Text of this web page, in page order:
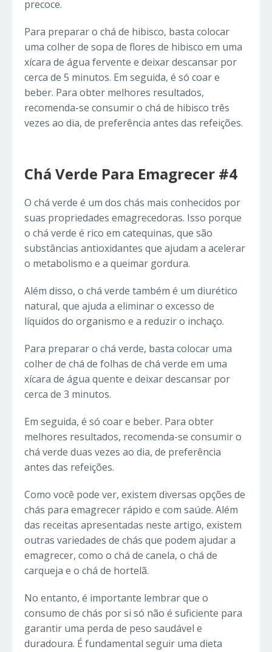
precoce.
Para preparar o chá de hibisco, basta colocar
uma colher de sopa de flores de hibisco em uma
xícara de água fervente e deixar descansar por
cerca de 5 minutos. Em seguida, é só coar e
beber. Para obter melhores resultados,
recomenda-se consumir o chá de hibisco três
vezes ao dia, de preferência antes das refeições.
Chá Verde Para Emagrecer #4
O chá verde é um dos chás mais conhecidos por
suas propriedades emagrecedoras. Isso porque
o chá verde é rico em catequinas, que são
substâncias antioxidantes que ajudam a acelerar
o metabolismo e a queimar gordura.
Além disso, o chá verde também é um diurético
natural, que ajuda a eliminar o excesso de
líquidos do organismo e a reduzir o inchaço.
Para preparar o chá verde, basta colocar uma
colher de chá de folhas de chá verde em uma
xícara de água quente e deixar descansar por
cerca de 3 minutos.
Em seguida, é só coar e beber. Para obter
melhores resultados, recomenda-se consumir o
chá verde duas vezes ao dia, de preferência
antes das refeições.
Como você pode ver, existem diversas opções de
chás para emagrecer rápido e com saúde. Além
das receitas apresentadas neste artigo, existem
outras variedades de chás que podem ajudar a
emagrecer, como o chá de canela, o chá de
carqueja e o chá de hortelã.
No entanto, é importante lembrar que o
consumo de chás por si só não é suficiente para
garantir uma perda de peso saudável e
duradoura. É fundamental seguir uma dieta